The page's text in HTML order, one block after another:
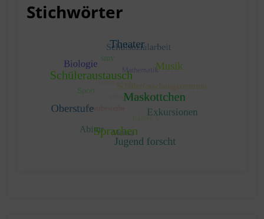
Stichwörter